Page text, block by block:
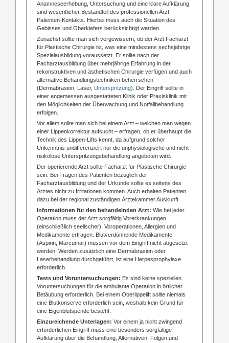
Anamneseerhebung, Untersuchung und eine klare Aufklärung
sind wesentlicher Bestandteil des professionellen Arzt-
Patienten-Kontakts. Hierbei muss auch die Situation des
Gebisses und Oberkiefers berücksichtigt werden.
Zunächst sollte man sich vergewissern, ob der Arzt Facharzt
für Plastische Chirurgie ist, was eine mindestens sechsjährige
Spezialausbildung voraussetzt. Er sollte nach der
Facharztausbildung über mehrjährige Erfahrung in der
rekonstruktiven und ästhetischen Chirurgie verfügen und auch
alternative Behandlungstechniken beherrschen
(Dermabrasion, Laser, Unterspritzung). Der Eingriff sollte in
einer angemessen ausgestatteten Klinik oder Praxisklinik mit
den Möglichkeiten der Überwachung und Notfallbehandlung
erfolgen.
Vor allem sollte man sich bei einem Arzt – welchen man wegen
einer Lippenkorrektur aufsucht – erfragen, ob er überhaupt die
Technik des Lippen-Lifts kennt, da aufgrund solcher
Unkenntnis undifferenziert nur die unphysiologische und nicht
risikolose Unterspritzungsbehandlung angeboten wird.
Der operierende Arzt sollte Facharzt für Plastische Chirurgie
sein. Bei Fragen des Patienten bezüglich der
Facharztausbildung und der Urkunde sollte es seitens des
Arztes nicht zu Irritationen kommen. Auch erhalten Patienten
dazu bei der regional zuständigen Ärztekammer Auskunft.
Informationen für den behandelnden Arzt: Wie bei jeder
Operation muss der Arzt sorgfältig Vorerkrankungen
(einschließlich seelischer), Voroperationen, Allergien und
Medikamente erfragen. Blutverdünnende Medikamente
(Aspirin, Marcumar) müssen vor dem Eingriff nicht abgesetzt
werden. Werden zusätzlich eine Dermabrasion oder
Laserbehandlung durchgeführt, ist eine Herpesprophylaxe
erforderlich.
Tests und Voruntersuchungen: Es sind keine speziellen
Voruntersuchungen für die ambulante Operation in örtlicher
Betäubung erforderlich. Bei einem Oberlippelift sollte niemals
eine Blutkonserve erforderlich sein, weshalb kein Grund für
eine Eigenblutspende besteht.
Einzureichende Unterlagen: Vor einem ja nicht zwingend
erforderlichen Eingriff muss eine besonders sorgfältige
Aufklärung über die Behandlung, Alternativen, Folgen und